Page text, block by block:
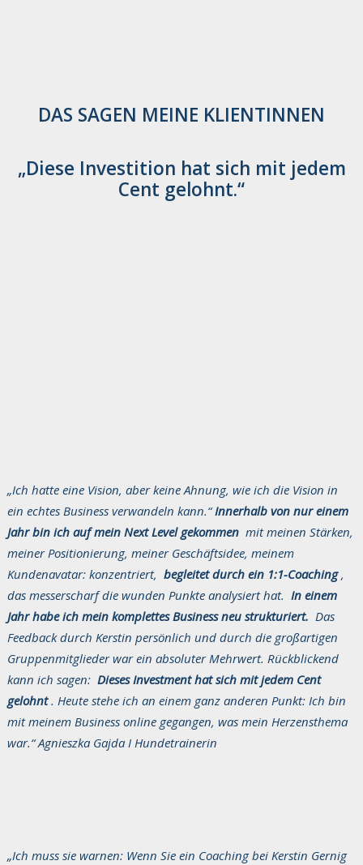
DAS SAGEN MEINE KLIENTINNEN
„Diese Investition hat sich mit jedem
Cent gelohnt.“
„Ich hatte eine Vision, aber keine Ahnung, wie ich die Vision in
ein echtes Business verwandeln kann.“Innerhalb von nur einem
Jahr bin ich auf mein Next Level gekommen mit meinen Stärken,
meiner Positionierung, meiner Geschäftsidee, meinem
Kundenavatar: konzentriert, begleitet durch ein 1:1-Coaching,
das messerscharf die wunden Punkte analysiert hat. In einem
Jahr habe ich mein komplettes Business neu strukturiert. Das
Feedback durch Kerstin persönlich und durch die großartigen
Gruppenmitglieder war ein absoluter Mehrwert. Rückblickend
kann ich sagen: Dieses Investment hat sich mit jedem Cent
gelohnt. Heute stehe ich an einem ganz anderen Punkt: Ich bin
mit meinem Business online gegangen, was mein Herzensthema
war.“ Agnieszka Gajda I Hundetrainerin
„Ich muss sie warnen: Wenn Sie ein Coaching bei Kerstin Gernig